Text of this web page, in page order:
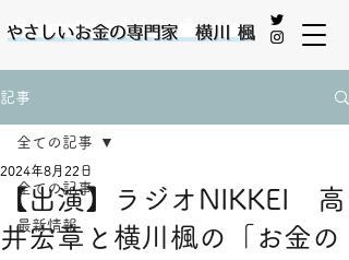
やさしいお金の専門家 横川 楓
記事
全ての記事
最新情報
全ての記事
【出演】ラジオNIKKEI 高
井宏章と横川楓の「お金の
2024年8月22日